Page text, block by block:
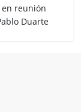
reunión
Duarte